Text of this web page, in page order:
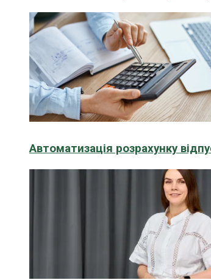
Автоматизація розрахунку